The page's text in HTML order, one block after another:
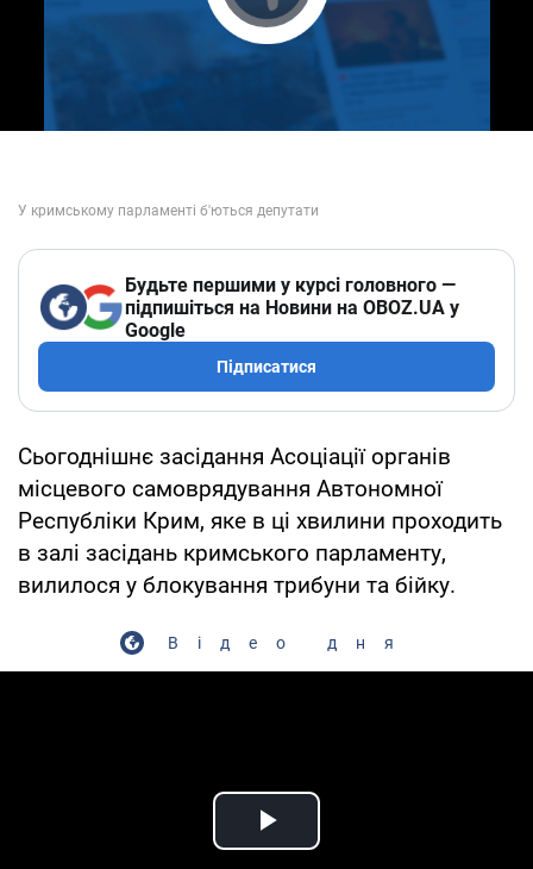
Play Video
Будьте першими у курсі головного —
підпишіться на Новини на OBOZ.UA у
Google
Підписатися
Сьогоднішнє засідання Асоціації органів
місцевого самоврядування Автономної
Республіки Крим, яке в ці хвилини проходить
в залі засідань кримського парламенту,
вилилося у блокування трибуни та бійку.
Відео дня
Play Video